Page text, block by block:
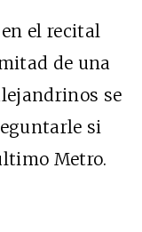
el recital
de una
se
si
Metro.